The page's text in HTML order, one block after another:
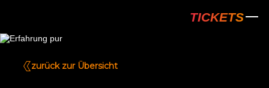
TICKETS
zurück zur Übersicht